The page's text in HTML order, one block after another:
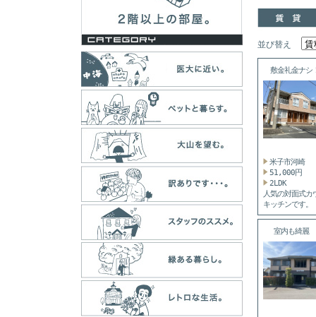
並び替え
敷金礼金ナシ
米子市河崎
51,000円
2LDK
人気の対面式カ
キッチンです。
目...
室内も綺麗
ロ・...